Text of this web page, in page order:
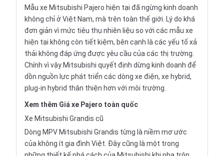
Mẫu xe Mitsubishi Pajero hiện tại đã ngừng kinh doanh
không chỉ ở Việt Nam, mà trên toàn thế giới. Lý do khá
đơn giản vì mức tiêu thụ nhiên liệu so với các mẫu xe
hiện tại không còn tiết kiệm, bên cạnh là các yếu tố xả
thải không đáp ứng được yêu cầu của các thị trường.
Chính vì vậy Mitsubishi quyết định dừng kinh doanh để
dồn nguồn lực phát triển các dòng xe điện, xe hybrid,
plug-in hybrid thân thiện hơn với môi trường.
Xem thêm Giá xe Pajero toàn quốc
Xe Mitsubishi Grandis cũ
Dòng MPV Mitsubishi Grandis từng là niềm mơ ước
của không ít gia đình Việt. Đây cũng là một trong